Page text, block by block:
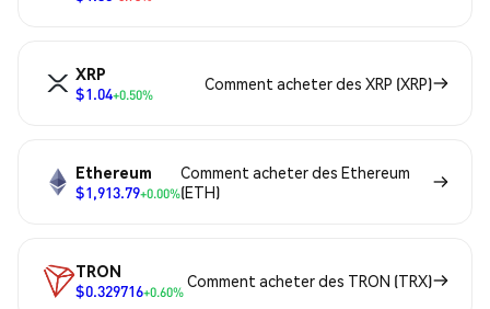
XRP
$1.04+0.50%
Comment acheter des XRP (XRP)
Ethereum
$1,913.79+0.00%
Comment acheter des Ethereum
(ETH)
TRON
$0.329716+0.60%
Comment acheter des TRON (TRX)